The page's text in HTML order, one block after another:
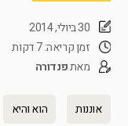
30 ביולי, 2014
זמן קריאה: 7 דקות
מאתפנדורה
אוננות הוא והיא